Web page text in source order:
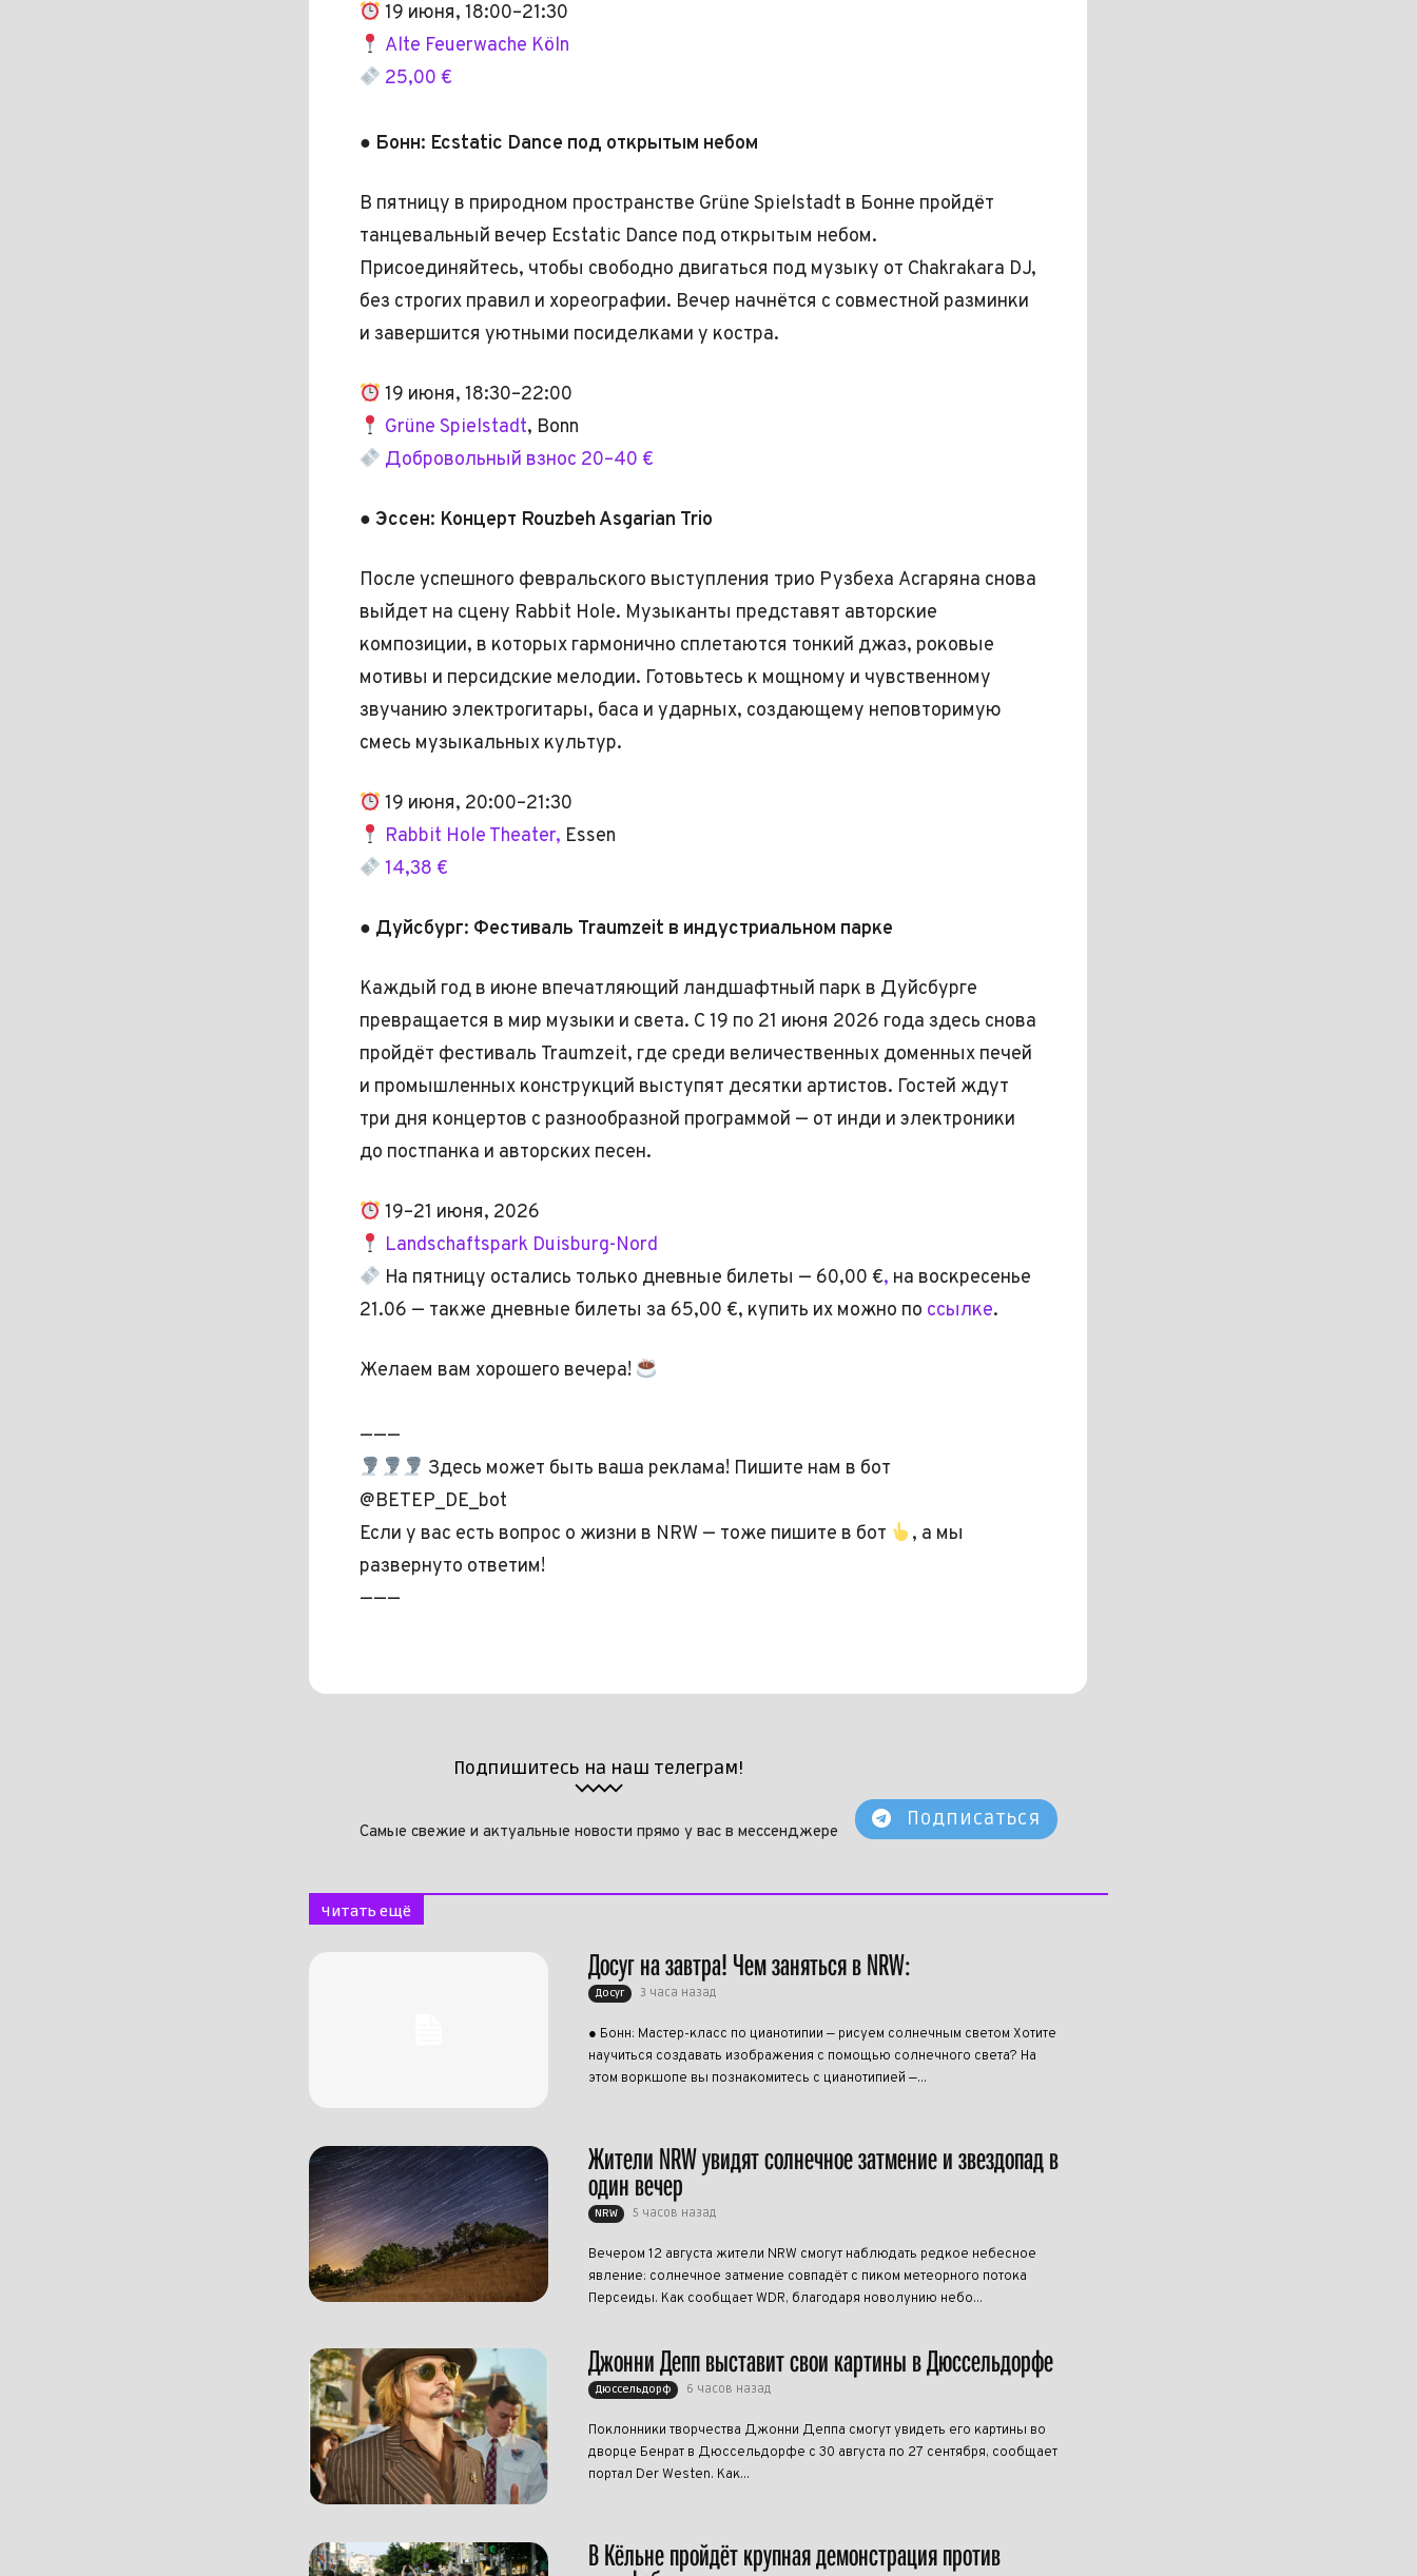
19 июня, 18:00–21:30
Alte Feuerwache Köln
25,00 €
● Бонн: Ecstatic Dance под открытым небом
В пятницу в природном пространстве Grüne Spielstadt в Бонне пройдёт
танцевальный вечер Ecstatic Dance под открытым небом.
Присоединяйтесь, чтобы свободно двигаться под музыку от Chakrakara DJ,
без строгих правил и хореографии. Вечер начнётся с совместной разминки
и завершится уютными посиделками у костра.
19 июня, 18:30–22:00
Grüne Spielstadt, Bonn
Добровольный взнос 20–40 €
● Эссен: Концерт Rouzbeh Asgarian Trio
После успешного февральского выступления трио Рузбеха Асгаряна снова
выйдет на сцену Rabbit Hole. Музыканты представят авторские
композиции, в которых гармонично сплетаются тонкий джаз, роковые
мотивы и персидские мелодии. Готовьтесь к мощному и чувственному
звучанию электрогитары, баса и ударных, создающему неповторимую
смесь музыкальных культур.
19 июня, 20:00–21:30
Rabbit Hole Theater, Essen
14,38 €
● Дуйсбург: Фестиваль Traumzeit в индустриальном парке
Каждый год в июне впечатляющий ландшафтный парк в Дуйсбурге
превращается в мир музыки и света. С 19 по 21 июня 2026 года здесь снова
пройдёт фестиваль Traumzeit, где среди величественных доменных печей
и промышленных конструкций выступят десятки артистов. Гостей ждут
три дня концертов с разнообразной программой — от инди и электроники
до постпанка и авторских песен.
19–21 июня, 2026
Landschaftspark Duisburg-Nord
На пятницу остались только дневные билеты — 60,00 €, на воскресенье
21.06 — также дневные билеты за 65,00 €, купить их можно по ссылке.
Желаем вам хорошего вечера!
———
Здесь может быть ваша реклама! Пишите нам в бот
@BETEP_DE_bot
Если у вас есть вопрос о жизни в NRW — тоже пишите в бот
, а мы
развернуто ответим!
———
Подпишитесь на наш телеграм!
Самые свежие и актуальные новости прямо у вас в мессенджере
Подписаться
Читать ещё
Досуг на завтра! Чем заняться в NRW:
Досуг 3 часа назад
● Бонн: Мастер-класс по цианотипии — рисуем солнечным светом Хотите
научиться создавать изображения с помощью солнечного света? На
этом воркшопе вы познакомитесь с цианотипией —...
Жители NRW увидят солнечное затмение и звездопад в
один вечер
NRW 5 часов назад
Вечером 12 августа жители NRW смогут наблюдать редкое небесное
явление: солнечное затмение совпадёт с пиком метеорного потока
Персеиды. Как сообщает WDR, благодаря новолунию небо...
Джонни Депп выставит свои картины в Дюссельдорфе
Дюссельдорф 6 часов назад
Поклонники творчества Джонни Деппа смогут увидеть его картины во
дворце Бенрат в Дюссельдорфе с 30 августа по 27 сентября, сообщает
портал Der Westen. Как...
В Кёльне пройдёт крупная демонстрация против